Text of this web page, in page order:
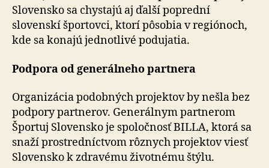
Slovensko sa chystajú aj ďalší poprední
slovenskí športovci, ktorí pôsobia v regiónoch,
kde sa konajú jednotlivé podujatia.
Podpora od generálneho partnera
Organizácia podobných projektov by nešla bez
podpory partnerov. Generálnym partnerom
Športuj Slovensko je spoločnosť BILLA, ktorá sa
snaží prostredníctvom rôznych projektov viesť
Slovensko k zdravému životnému štýlu.